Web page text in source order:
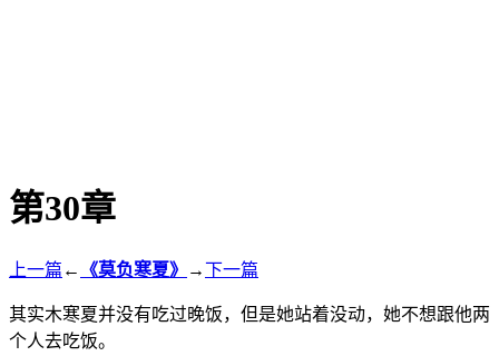
第30章
上一篇 ← 《莫负寒夏》 →下一篇
其实木寒夏并没有吃过晚饭，但是她站着没动，她不想跟他两
个人去吃饭。